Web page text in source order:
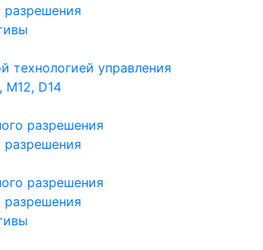
разрешения
технологией управления
D14
разрешения
разрешения
разрешения
разрешения